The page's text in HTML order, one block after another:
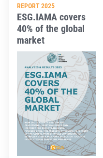
REPORT 2025
ESG.IAMA covers
40% of the global
market